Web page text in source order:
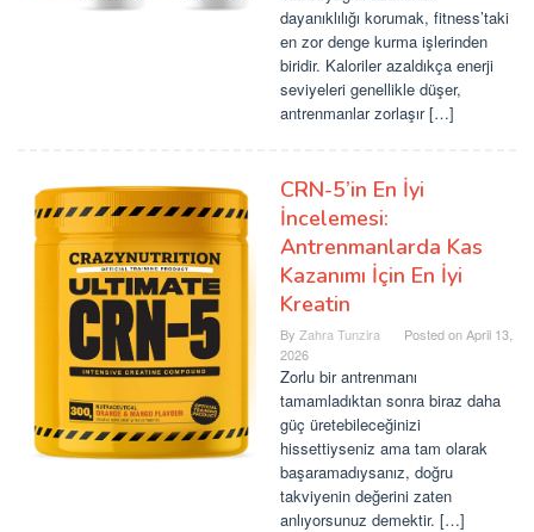
dayanıklılığı korumak, fitness’taki
en zor denge kurma işlerinden
biridir. Kaloriler azaldıkça enerji
seviyeleri genellikle düşer,
antrenmanlar zorlaşır […]
CRN-5’in En İyi
İncelemesi:
Antrenmanlarda Kas
Kazanımı İçin En İyi
Kreatin
By Zahra Tunzira Posted onApril 13,
2026
Zorlu bir antrenmanı
tamamladıktan sonra biraz daha
güç üretebileceğinizi
hissettiyseniz ama tam olarak
başaramadıysanız, doğru
takviyenin değerini zaten
anlıyorsunuz demektir. […]